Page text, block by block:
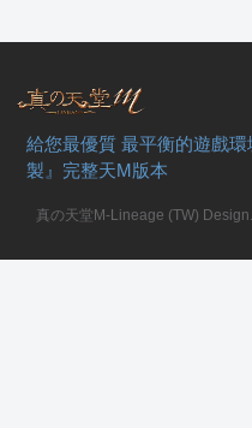
給您最優質 最平衡的遊戲
製』完整天M版本
真の天堂M-Lineage (TW)